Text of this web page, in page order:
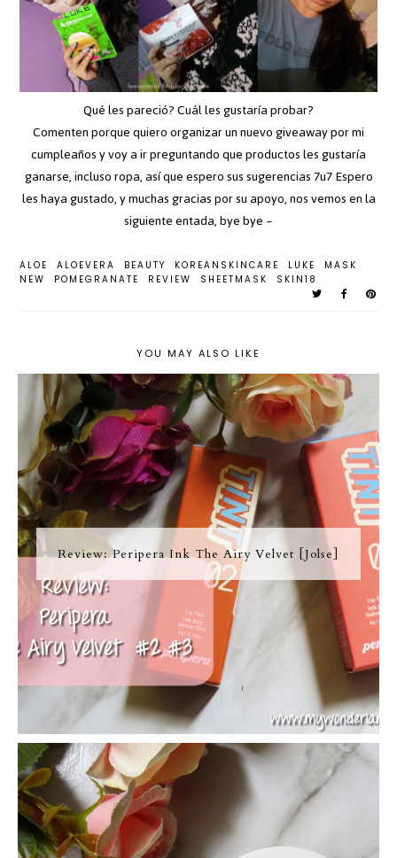
Qué les pareció? Cuál les gustaría probar?
Comenten porque quiero organizar un nuevo giveaway por mi
cumpleaños y voy a ir preguntando que productos les gustaría
ganarse, incluso ropa, así que espero sus sugerencias 7u7 Espero
les haya gustado, y muchas gracias por su apoyo, nos vemos en la
siguiente entada, bye bye ~
ALOE ALOEVERA BEAUTY KOREANSKINCARE LUKE
MASK
NEW
POMEGRANATE REVIEW SHEETMASK SKIN18
YOU MAY ALSO LIKE
Review: Peripera Ink The Airy Velvet [Jolse]